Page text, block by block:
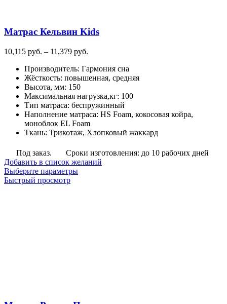
Матрас Кельвин Kids
10,115 руб. – 11,379 руб.
10,115
руб.
11,379
руб.
Производитель: Гармония сна
Жёсткость: повышенная, средняя
Высота, мм: 150
Максимальная нагрузка,кг: 100
Тип матраса: беспружинный
Наполнение матраса: HS Foam, кокосовая койра,
моноблок EL Foam
Ткань: Трикотаж, Хлопковый жаккард
Под заказ.
Сроки изготовления: до 10 рабочих дней
Добавить в список желаний
Выберите параметрыЭтот
Быстрый просмотр